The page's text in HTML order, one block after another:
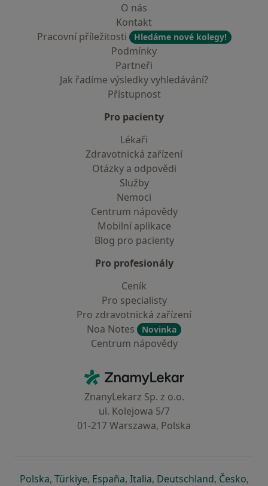
O nás
Kontakt
Pracovní příležitosti
Hledáme nové kolegy!
Podmínky
Partneři
Jak řadíme výsledky vyhledávání?
Přístupnost
Pro pacienty
Lékaři
Zdravotnická zařízení
Otázky a odpovědi
Služby
Nemoci
Centrum nápovědy
Mobilní aplikace
Blog pro pacienty
Pro profesionály
Ceník
Pro specialisty
Pro zdravotnická zařízení
Noa Notes
Novinka
Centrum nápovědy
ZnamyLekar - Hlavní stránka
ZnanyLekarz Sp. z o.o.
ul. Kolejowa 5/7
01-217 Warszawa, Polska
Polskase otevře v nové záložce
, Türkiyese otevře v nové záložce
, Españase otevře v nové záložce
, Italiase otevře v nové záložce
, Deutschlandse otevře v
, Českose
,